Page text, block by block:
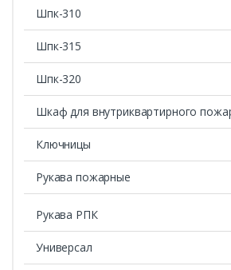
Шпк-310
Шпк-315
Шпк-320
Шкаф для внутриквартирного
Ключницы
Рукава пожарные
Рукава РПК
Универсал